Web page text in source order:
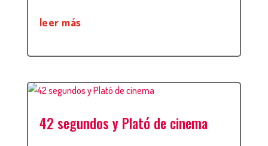
leer más
42 segundos y Plató de cinema